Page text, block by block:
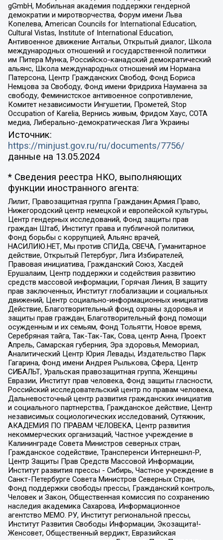
gGmbH, Мобильная академия поддержки гендерной
демократии и миротворчества, Форум имени Льва
Копелева, American Councils for International Education,
Cultural Vistas, Institute of International Education,
Антивоенное движение Антальи, Открытый диалог, Школа
международных отношений и государственной политики
им Питера Мунка, Российско-канадский демократический
альянс, Школа международных отношений им Нормана
Патерсона, Центр Гражданских Свобод, Фонд Бориса
Немцова за Свободу, Фонд имени Фридриха Науманна за
свободу, Феминистское антивоенное сопротивление,
Комитет независимости Ингушетии, Прометей, Stop
Occupation of Karelia, Вернись живым, Фридом Хаус, СОТА
медиа, Либерально-демократическая Лига Украины
Источник:
https://minjust.gov.ru/ru/documents/7756/
данные на 13.05.2024
* Сведения реестра НКО, выполняющих
функции иностранного агента:
Лилит, Правозащитная группа Гражданин.Армия.Право,
Нижегородский центр немецкой и европейской культуры,
Центр гендерных исследований, Фонд защиты прав
граждан Штаб, Институт права и публичной политики,
Фонд борьбы с коррупцией, Альянс врачей,
НАСИЛИЮ.НЕТ, Мы против СПИДа, СВЕЧА, Гуманитарное
действие, Открытый Петербург, Лига Избирателей,
Правовая инициатива, Гражданский Союз, Хасдей
Ерушалаим, Центр поддержки и содействия развитию
средств массовой информации, Горячая Линия, В защиту
прав заключенных, Институт глобализации и социальных
движений, Центр социально-информационных инициатив
Действие, Благотворительный фонд охраны здоровья и
защиты прав граждан, Благотворительный фонд помощи
осужденным и их семьям, Фонд Тольятти, Новое время,
Серебряная тайга, Так-Так-Так, Сова, центр Анна, Проект
Апрель, Самарская губерния, Эра здоровья, Мемориал,
Аналитический Центр Юрия Левады, Издательство Парк
Гагарина, Фонд имени Андрея Рылькова, Сфера, Центр
СИБАЛЬТ, Уральская правозащитная группа, Женщины
Евразии, Институт прав человека, Фонд защиты гласности,
Российский исследовательский центр по правам человека,
Дальневосточный центр развития гражданских инициатив
и социального партнерства, Гражданское действие, Центр
независимых социологических исследований, Сутяжник,
АКАДЕМИЯ ПО ПРАВАМ ЧЕЛОВЕКА, Центр развития
некоммерческих организаций, Частное учреждение в
Калининграде Совета Министров северных стран,
Гражданское содействие, Трансперенси Интернешнл-Р,
Центр Защиты Прав Средств Массовой Информации,
Институт развития прессы - Сибирь, Частное учреждение в
Санкт-Петербурге Совета Министров Северных Стран,
Фонд поддержки свободы прессы, Гражданский контроль,
Человек и Закон, Общественная комиссия по сохранению
наследия академика Сахарова, Информационное
агентство МЕМО. РУ, Институт региональной прессы,
Институт Развития Свободы Информации, Экозащита!-
Женсовет, Общественный вердикт, Евразийская